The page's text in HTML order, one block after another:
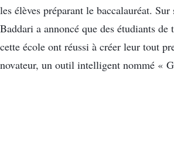
les élèves préparant le baccalauréat. Sur
Baddari a annoncé que des étudiants de
cette école ont réussi à créer leur tout
novateur, un outil intelligent nommé «